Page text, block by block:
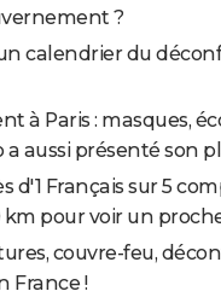
?
calendrier du
à Paris : masques,
aussi présenté son
d'1 Français sur 5
km pour voir un
couvre-feu,
France !